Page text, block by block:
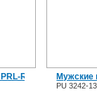
RED-03 Мужские
PU 3242-